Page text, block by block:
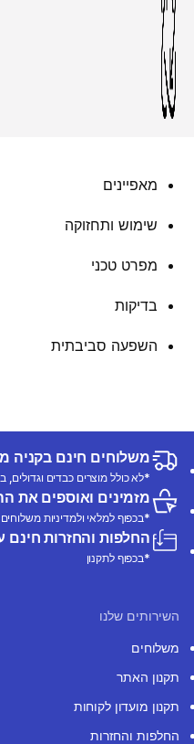
מאפיינים
שימוש ותחזוקה
מפרט טכני
בדיקות
השפעה סביבתית
משלוחים חינם בקניה מעל
*לא כולל מוצרים כבדים וגדולים,
מזמינים ואוספים את
*בכפוף למלאי ולמדיניות משלוחים
החלפות והחזרות חינם עד 365 ימים ממועד
*בכפוף לתקנון
השירותים שלנו
משלוחים
תקנון האתר
תקנון מועדון לקוחות
החלפות והחזרות